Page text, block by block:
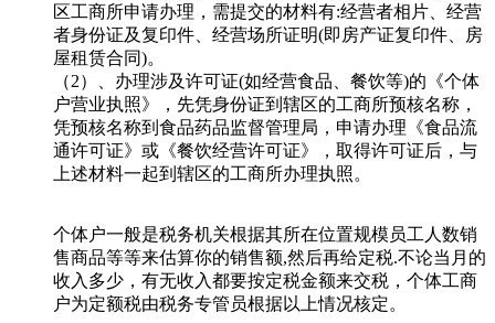
区工商所申请办理，需提交的材料有:经营者相片、经营
者身份证及复印件、经营场所证明(即房产证复印件、房
屋租赁合同)。
（2）、办理涉及许可证(如经营食品、餐饮等)的《个体
户营业执照》，先凭身份证到辖区的工商所预核名称，
凭预核名称到食品药品监督管理局，申请办理《食品流
通许可证》或《餐饮经营许可证》，取得许可证后，与
上述材料一起到辖区的工商所办理执照。
个体户一般是税务机关根据其所在位置规模员工人数销
售商品等等来估算你的销售额,然后再给定税.不论当月的
收入多少，有无收入都要按定税金额来交税，个体工商
户为定额税由税务专管员根据以上情况核定。